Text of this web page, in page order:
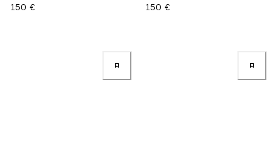
150 € 150 €